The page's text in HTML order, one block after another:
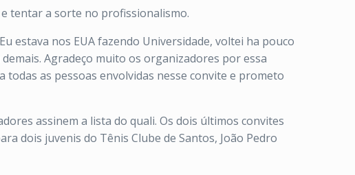
tentar a sorte no profissionalismo.
estava nos EUA fazendo Universidade, voltei ha pouco
Agradeço muito os organizadores por essa
as pessoas envolvidas nesse convite e prometo
assinem a lista do quali. Os dois últimos convites
dois juvenis do Tênis Clube de Santos, João Pedro